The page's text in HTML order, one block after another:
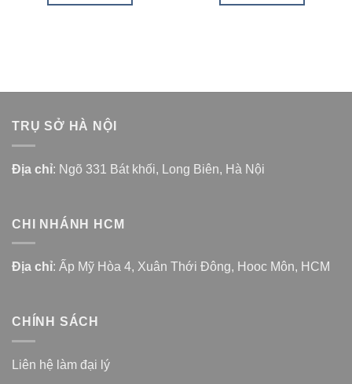
TRỤ SỞ HÀ NỘI
Địa chỉ: Ngõ 331 Bát khối, Long Biên, Hà Nội
CHI NHÁNH HCM
Địa chỉ: Ấp Mỹ Hòa 4, Xuân Thới Đông, Hooc Môn, HCM
CHÍNH SÁCH
Liên hệ làm đại lý